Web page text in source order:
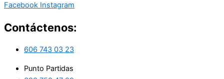
Facebook Instagram
Contáctenos:
606 743 03 23
Punto Partidas